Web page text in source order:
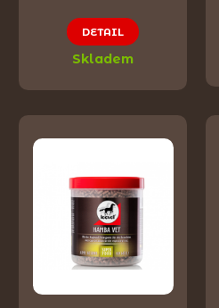
DETAIL
Skladem